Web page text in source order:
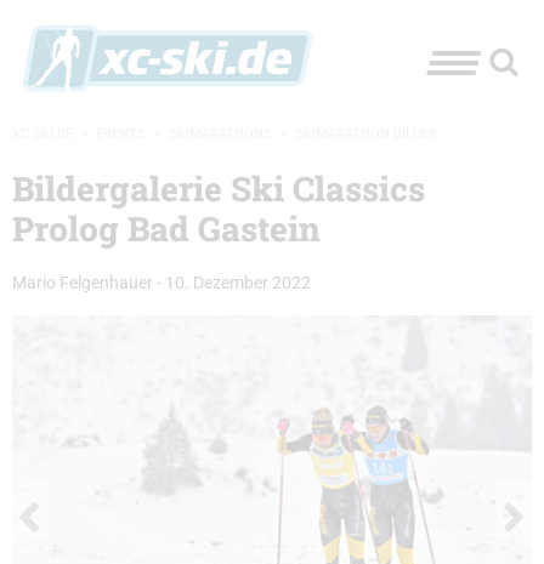
Bildergalerie Ski Classics
Prolog Bad Gastein
Mario Felgenhauer - 10. Dezember 2022